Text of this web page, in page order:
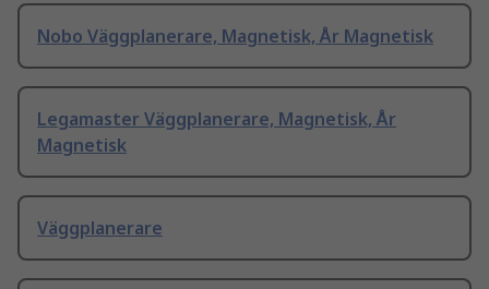
Nobo Väggplanerare, Magnetisk, År Magnetisk
Legamaster Väggplanerare, Magnetisk, År
Magnetisk
Väggplanerare